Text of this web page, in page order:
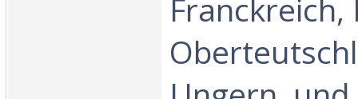
Franckreich,